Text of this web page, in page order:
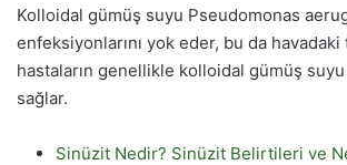
Kolloidal gümüş suyu Pseudomonas
enfeksiyonlarını yok eder, bu da
hastaların genellikle kolloidal gümüş suyu
sağlar.
Sinüzit Nedir? Sinüzit Belirtileri ve